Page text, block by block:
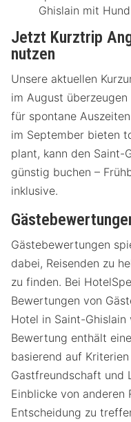
Ghislain mit
Jetzt Kurztrip
nutzen
Unsere aktuellen
im August
für spontane
im September bieten
plant, kann den Saint-
günstig buchen –
inklusive.
Gästebewertungen
dabei, Reisenden zu
zu finden. Bei
Bewertungen von
Hotel in Saint-
Bewertung enthält
basierend auf
Gastfreundschaft und
Einblicke von anderen
Entscheidung zu